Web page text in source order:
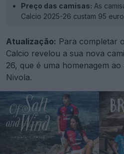
Preço das camisas: As
Calcio 2025-26 custam 95
Atualização: Para completar
Calcio revelou a sua nova
26, que é uma homenagem
Nivola.